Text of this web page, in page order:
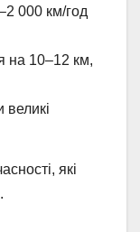
000 км/год
на 10–12 км,
великі
які